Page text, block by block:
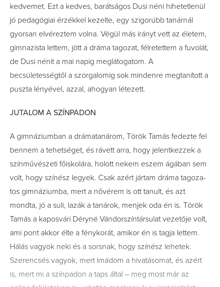
kedvemet. Ezt a kedves, barátságos Dusi néni hihetetlenül
jó pedagógiai érzékkel kezelte, egy szigorúbb tanárnál
gyorsan elvéreztem volna. Végül más irányt vett az életem,
gimnazista lettem, jött a dráma tagozat, félretettem a fuvolát,
de Dusi nénit a mai napig meglátogatom. A
becsületességtől a szorgalomig sok mindenre megtanított a
puszta lényével, azzal, ahogyan létezett.
JUTALOM A SZÍNPADON
A gimnáziumban a drámatanárom, Török Tamás fedezte fel
bennem a tehetséget, és rávett arra, hogy jelentkezzek a
színművészeti főiskolára, holott nekem eszem ágában sem
volt, hogy színész legyek. Csak azért jártam dráma tagoza-
tos gimnáziumba, mert a nővérem is ott tanult, és azt
mondta, jó a suli, lazák a tanárok, menjek oda én is. Török
Tamás a kaposvári Déryné Vándorszíntársulat vezetője volt,
ami pont akkor élte a fénykorát, amikor én is tagja lettem.
Hálás vagyok neki és a sorsnak, hogy színész lehetek.
Szerencsés vagyok, mert imádom a hivatásomat, és azért
is, mert mi a színpadon a taps által – meg most már az